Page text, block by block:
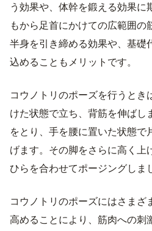
う効果や、体幹を鍛える効果に
もから足首にかけての広範囲
半身を引き締める効果や、基礎
込めることもメリットです。
コウノトリのポーズを行うとき
けた状態で立ち、背筋を伸ばし
をとり、手を腰に置いた状態
げます。その脚をさらに高く上
ひらを合わせてポージングしま
コウノトリのポーズにはさまざ
高めることにより、筋肉への刺